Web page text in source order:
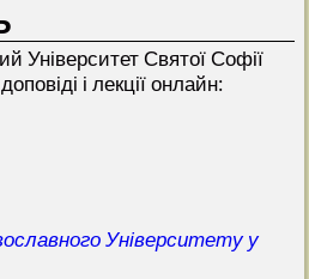
Університет Святої Софії
і лекції онлайн:
Університету у